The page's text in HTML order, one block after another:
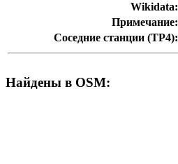
Wikidata:
Примечание:
Соседние станции (ТР4):
Найдены в OSM: